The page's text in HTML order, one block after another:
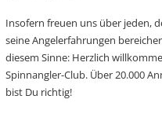
Insofern freuen uns über jeden,
seine Angelerfahrungen
diesem Sinne: Herzlich
Spinnangler-Club. Über 20.000
bist Du richtig!